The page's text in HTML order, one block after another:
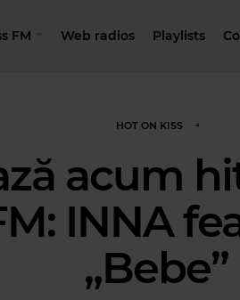
FM Web radios Playlists
HOT ON KISS
acum
INNA
„Bebe”